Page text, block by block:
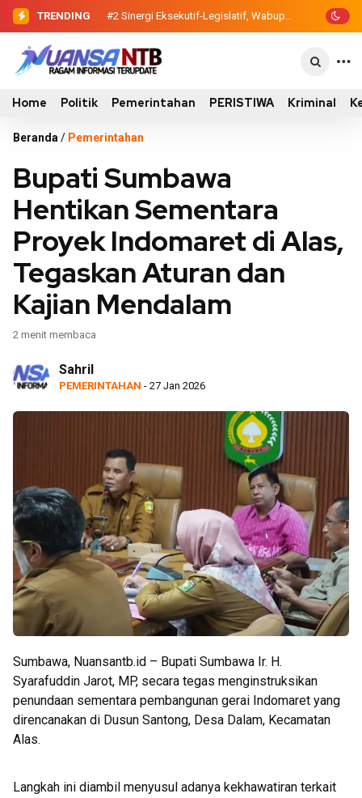
TRENDING #2 Sinergi Eksekutif-Legislatif,
Wabup Ansori Serahkan Tujuh Kontainer
#3 Dewan Pendidikan Temukan Kondisi
305 Siswa SDN Kanar Belajar di Tengah
Home Politik Pemerintahan PERISTIWA Kriminal
Beranda / Pemerintahan
Bupati Sumbawa
Hentikan Sementara
Proyek Indomaret di Alas,
Tegaskan Aturan dan
Kajian Mendalam
2 menit membaca
Sahril
PEMERINTAHAN - 27 Jan 2026
Sumbawa, Nuansantb.id – Bupati Sumbawa Ir. H.
Syarafuddin Jarot, MP, secara tegas menginstruksikan
penundaan sementara pembangunan gerai Indomaret yang
direncanakan di Dusun Santong, Desa Dalam, Kecamatan
Alas.
Langkah ini diambil menyusul adanya kekhawatiran terkait